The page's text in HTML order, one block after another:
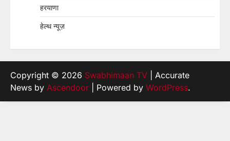
हरयाणा
हेल्थ न्यूज़
Copyright © 2026 Swabhimaan TV | Accurate
News by Ascendoor | Powered by WordPress.